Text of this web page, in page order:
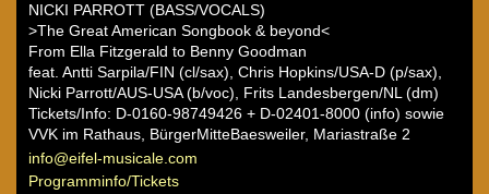
NICKI PARROTT (BASS/VOCALS)
>The Great American Songbook & beyond<
From Ella Fitzgerald to Benny Goodman
feat. Antti Sarpila/FIN (cl/sax), Chris Hopkins/USA-D (p/sax),
Nicki Parrott/AUS-USA (b/voc), Frits Landesbergen/NL (dm)
Tickets/Info: D-0160-98749426 + D-02401-8000 (info) sowie
VVK im Rathaus, BürgerMitteBaesweiler, Mariastraße 2
info@eifel-musicale.com
Programminfo/Tickets